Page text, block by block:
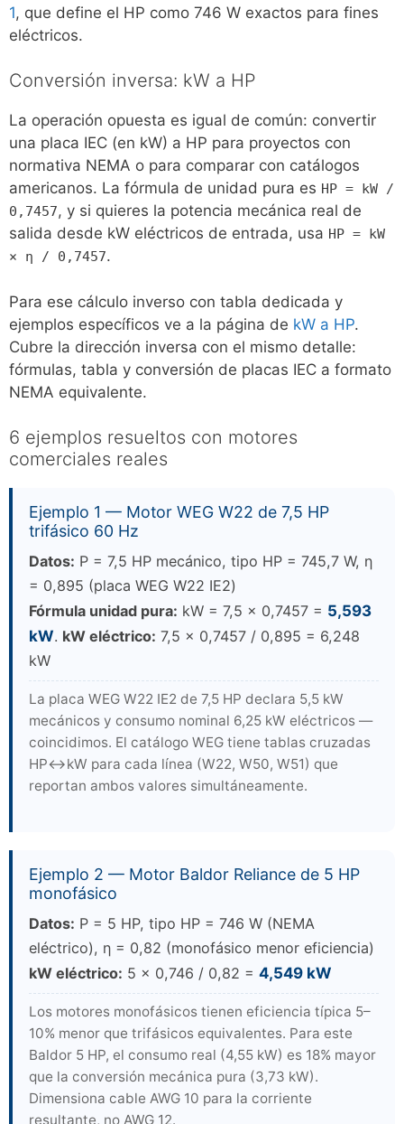
1, que define el HP como 746 W exactos para fines
eléctricos.
Conversión inversa: kW a HP
La operación opuesta es igual de común: convertir
una placa IEC (en kW) a HP para proyectos con
normativa NEMA o para comparar con catálogos
americanos. La fórmula de unidad pura es HP = kW /
0,7457, y si quieres la potencia mecánica real de
salida desde kW eléctricos de entrada, usa HP = kW
× η / 0,7457.
Para ese cálculo inverso con tabla dedicada y
ejemplos específicos ve a la página de kW a HP.
Cubre la dirección inversa con el mismo detalle:
fórmulas, tabla y conversión de placas IEC a formato
NEMA equivalente.
6 ejemplos resueltos con motores
comerciales reales
Ejemplo 1 — Motor WEG W22 de 7,5 HP
trifásico 60 Hz
Datos: P = 7,5 HP mecánico, tipo HP = 745,7 W, η
= 0,895 (placa WEG W22 IE2)
Fórmula unidad pura: kW = 7,5 × 0,7457 = 5,593
kW. kW eléctrico: 7,5 × 0,7457 / 0,895 = 6,248
kW
La placa WEG W22 IE2 de 7,5 HP declara 5,5 kW
mecánicos y consumo nominal 6,25 kW eléctricos —
coincidimos. El catálogo WEG tiene tablas cruzadas
HP↔kW para cada línea (W22, W50, W51) que
reportan ambos valores simultáneamente.
Ejemplo 2 — Motor Baldor Reliance de 5 HP
monofásico
Datos: P = 5 HP, tipo HP = 746 W (NEMA
eléctrico), η = 0,82 (monofásico menor eficiencia)
kW eléctrico: 5 × 0,746 / 0,82 = 4,549 kW
Los motores monofásicos tienen eficiencia típica 5–
10% menor que trifásicos equivalentes. Para este
Baldor 5 HP, el consumo real (4,55 kW) es 18% mayor
que la conversión mecánica pura (3,73 kW).
Dimensiona cable AWG 10 para la corriente
resultante, no AWG 12.